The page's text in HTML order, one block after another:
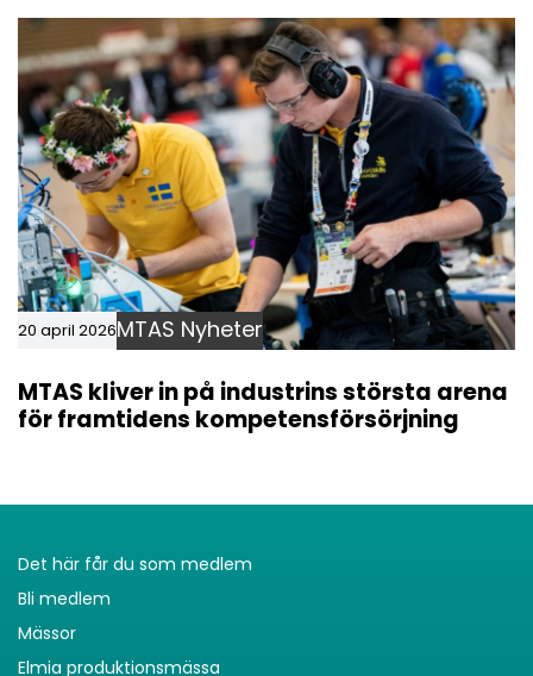
20 april 2026MTAS Nyheter
MTAS kliver in på industrins största arena
för framtidens kompetensförsörjning
Det här får du som medlem
Bli medlem
Mässor
Elmia produktionsmässa